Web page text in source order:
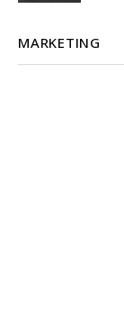
MARKETING